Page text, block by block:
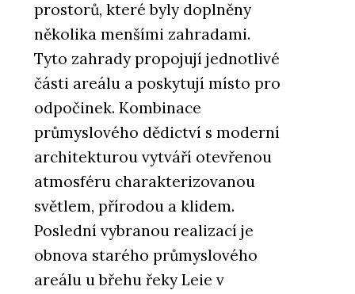
O FIRMĚ
Kolem kamen
prostorů, které byly doplněny
několika menšími zahradami.
Tyto zahrady propojují jednotlivé
části areálu a poskytují místo pro
odpočinek. Kombinace
průmyslového dědictví s moderní
architekturou vytváří otevřenou
atmosféru charakterizovanou
světlem, přírodou a klidem.
Poslední vybranou realizací je
obnova starého průmyslového
areálu u břehu řeky Leie v